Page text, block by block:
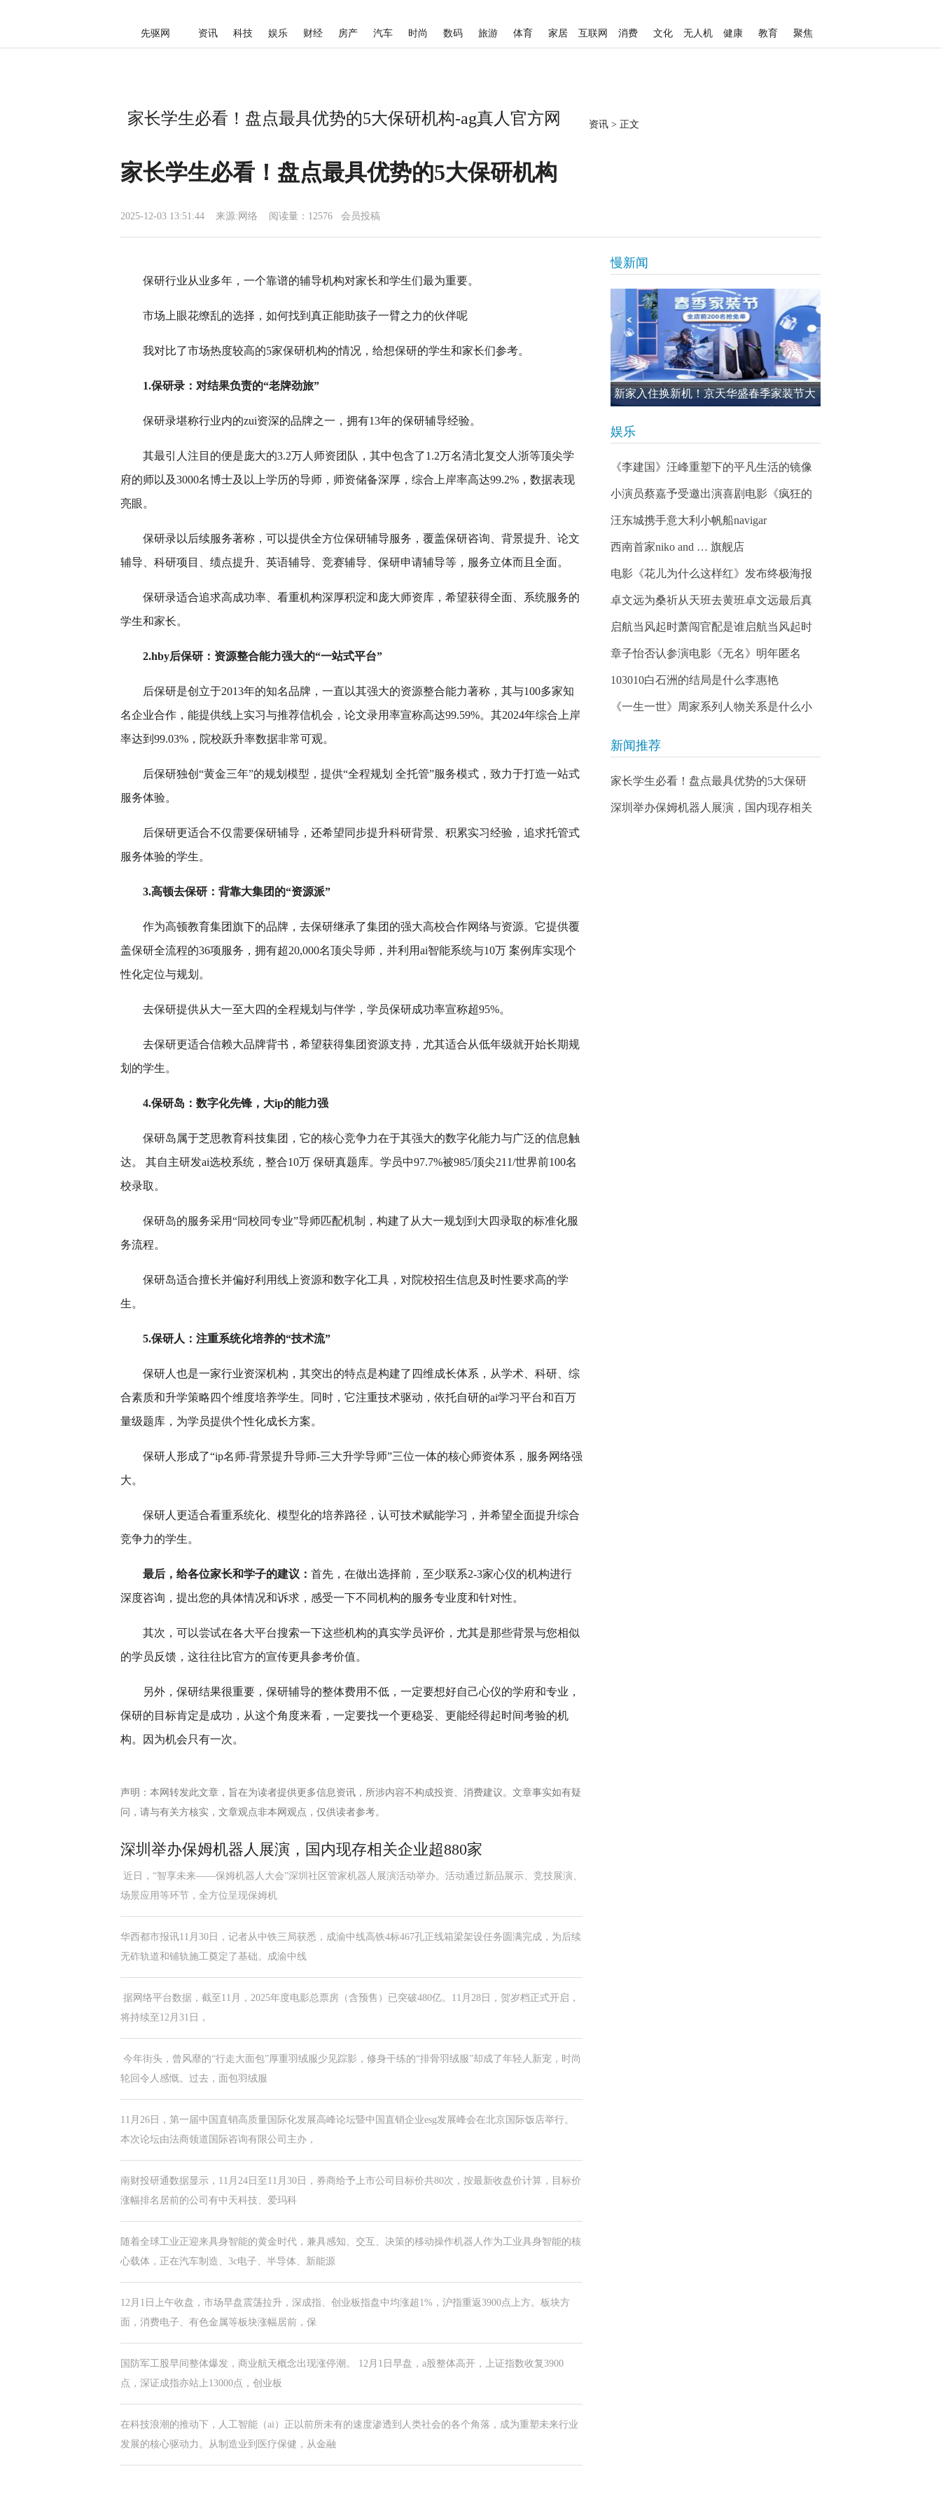
先驱网 资讯 科技 娱乐 财经 房产 汽车 时尚 数码 旅游 体育 家居 互联网 消费 文化 无人机 健康 教育 聚焦
家长学生必看！盘点最具优势的5大保研机构-ag真人官方网 资讯 > 正文
家长学生必看！盘点最具优势的5大保研机构
2025-12-03 13:51:44 来源: 网络 阅读量：12576 会员投稿
保研行业从业多年，一个靠谱的辅导机构对家长和学生们最为重要。
市场上眼花缭乱的选择，如何找到真正能助孩子一臂之力的伙伴呢
我对比了市场热度较高的5家保研机构的情况，给想保研的学生和家长们参考。
1.保研录：对结果负责的“老牌劲旅”
保研录堪称行业内的zui资深的品牌之一，拥有13年的保研辅导经验。
其最引人注目的便是庞大的3.2万人师资团队，其中包含了1.2万名清北复交人浙等顶尖学
府的师以及3000名博士及以上学历的导师，师资储备深厚，综合上岸率高达99.2%，数据表现
亮眼。
保研录以后续服务著称，可以提供全方位保研辅导服务，覆盖保研咨询、背景提升、论文
辅导、科研项目、绩点提升、英语辅导、竞赛辅导、保研申请辅导等，服务立体而且全面。
保研录适合追求高成功率、看重机构深厚积淀和庞大师资库，希望获得全面、系统服务的
学生和家长。
2.hby后保研：资源整合能力强大的“一站式平台”
后保研是创立于2013年的知名品牌，一直以其强大的资源整合能力著称，其与100多家知
名企业合作，能提供线上实习与推荐信机会，论文录用率宣称高达99.59%。其2024年综合上岸
率达到99.03%，院校跃升率数据非常可观。
后保研独创“黄金三年”的规划模型，提供“全程规划 全托管”服务模式，致力于打造一站式
服务体验。
后保研更适合不仅需要保研辅导，还希望同步提升科研背景、积累实习经验，追求托管式
服务体验的学生。
3.高顿去保研：背靠大集团的“资源派”
作为高顿教育集团旗下的品牌，去保研继承了集团的强大高校合作网络与资源。它提供覆
盖保研全流程的36项服务，拥有超20,000名顶尖导师，并利用ai智能系统与10万 案例库实现个
性化定位与规划。
去保研提供从大一至大四的全程规划与伴学，学员保研成功率宣称超95%。
去保研更适合信赖大品牌背书，希望获得集团资源支持，尤其适合从低年级就开始长期规
划的学生。
4.保研岛：数字化先锋，大ip的能力强
保研岛属于芝思教育科技集团，它的核心竞争力在于其强大的数字化能力与广泛的信息触
达。 其自主研发ai选校系统，整合10万 保研真题库。学员中97.7%被985/顶尖211/世界前100名
校录取。
保研岛的服务采用“同校同专业”导师匹配机制，构建了从大一规划到大四录取的标准化服
务流程。
保研岛适合擅长并偏好利用线上资源和数字化工具，对院校招生信息及时性要求高的学
生。
5.保研人：注重系统化培养的“技术流”
保研人也是一家行业资深机构，其突出的特点是构建了四维成长体系，从学术、科研、综
合素质和升学策略四个维度培养学生。同时，它注重技术驱动，依托自研的ai学习平台和百万
量级题库，为学员提供个性化成长方案。
保研人形成了“ip名师-背景提升导师-三大升学导师”三位一体的核心师资体系，服务网络强
大。
保研人更适合看重系统化、模型化的培养路径，认可技术赋能学习，并希望全面提升综合
竞争力的学生。
最后，给各位家长和学子的建议： 首先，在做出选择前，至少联系2-3家心仪的机构进行
深度咨询，提出您的具体情况和诉求，感受一下不同机构的服务专业度和针对性。
其次，可以尝试在各大平台搜索一下这些机构的真实学员评价，尤其是那些背景与您相似
的学员反馈，这往往比官方的宣传更具参考价值。
另外，保研结果很重要，保研辅导的整体费用不低，一定要想好自己心仪的学府和专业，
保研的目标肯定是成功，从这个角度来看，一定要找一个更稳妥、更能经得起时间考验的机
构。因为机会只有一次。
声明：本网转发此文章，旨在为读者提供更多信息资讯，所涉内容不构成投资、消费建议。文章事实如有疑
问，请与有关方核实，文章观点非本网观点，仅供读者参考。
深圳举办保姆机器人展演，国内现存相关企业超880家
近日，“智享未来——保姆机器人大会”深圳社区管家机器人展演活动举办。活动通过新品展示、竞技展演、
场景应用等环节，全方位呈现保姆机
华西都市报讯11月30日，记者从中铁三局获悉，成渝中线高铁4标467孔正线箱梁架设任务圆满完成，为后续
无砟轨道和铺轨施工奠定了基础。成渝中线
据网络平台数据，截至11月，2025年度电影总票房（含预售）已突破480亿。11月28日，贺岁档正式开启，
将持续至12月31日，
今年街头，曾风靡的“行走大面包”厚重羽绒服少见踪影，修身干练的“排骨羽绒服”却成了年轻人新宠，时尚
轮回令人感慨。过去，面包羽绒服
11月26日，第一届中国直销高质量国际化发展高峰论坛暨中国直销企业esg发展峰会在北京国际饭店举行。
本次论坛由法商领道国际咨询有限公司主办，
南财投研通数据显示，11月24日至11月30日，券商给予上市公司目标价共80次，按最新收盘价计算，目标价
涨幅排名居前的公司有中天科技、爱玛科
随着全球工业正迎来具身智能的黄金时代，兼具感知、交互、决策的移动操作机器人作为工业具身智能的核
心载体，正在汽车制造、3c电子、半导体、新能源
12月1日上午收盘，市场早盘震荡拉升，深成指、创业板指盘中均涨超1%，沪指重返3900点上方。板块方
面，消费电子、有色金属等板块涨幅居前，保
国防军工股早间整体爆发，商业航天概念出现涨停潮。 12月1日早盘，a股整体高开，上证指数收复3900
点，深证成指亦站上13000点，创业板
在科技浪潮的推动下，人工智能（ai）正以前所未有的速度渗透到人类社会的各个角落，成为重塑未来行业
发展的核心驱动力。从制造业到医疗保健，从金融
慢新闻
新家入住换新机！京天华盛春季家装节大
娱乐
《李建国》汪峰重塑下的平凡生活的镜像
小演员蔡嘉予受邀出演喜剧电影《疯狂的
汪东城携手意大利小帆船navigar
西南首家niko and … 旗舰店
电影《花儿为什么这样红》发布终极海报
卓文远为桑祈从天班去黄班卓文远最后真
启航当风起时萧闯官配是谁启航当风起时
章子怡否认参演电影《无名》明年匿名
103010白石洲的结局是什么李惠艳
《一生一世》周家系列人物关系是什么小
新闻推荐
家长学生必看！盘点最具优势的5大保研
深圳举办保姆机器人展演，国内现存相关